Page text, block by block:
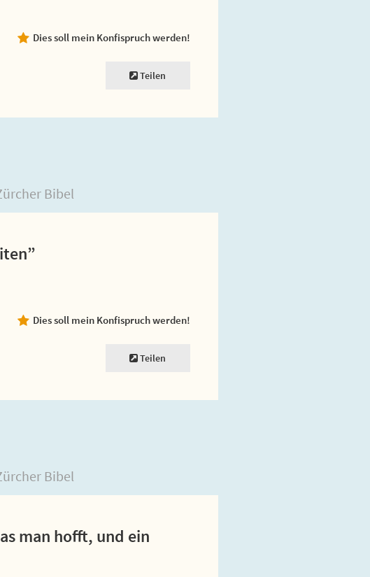
Dies soll mein Konfispruch werden!
Teilen
Bibel
Dies soll mein Konfispruch werden!
Teilen
Bibel
man hofft, und ein